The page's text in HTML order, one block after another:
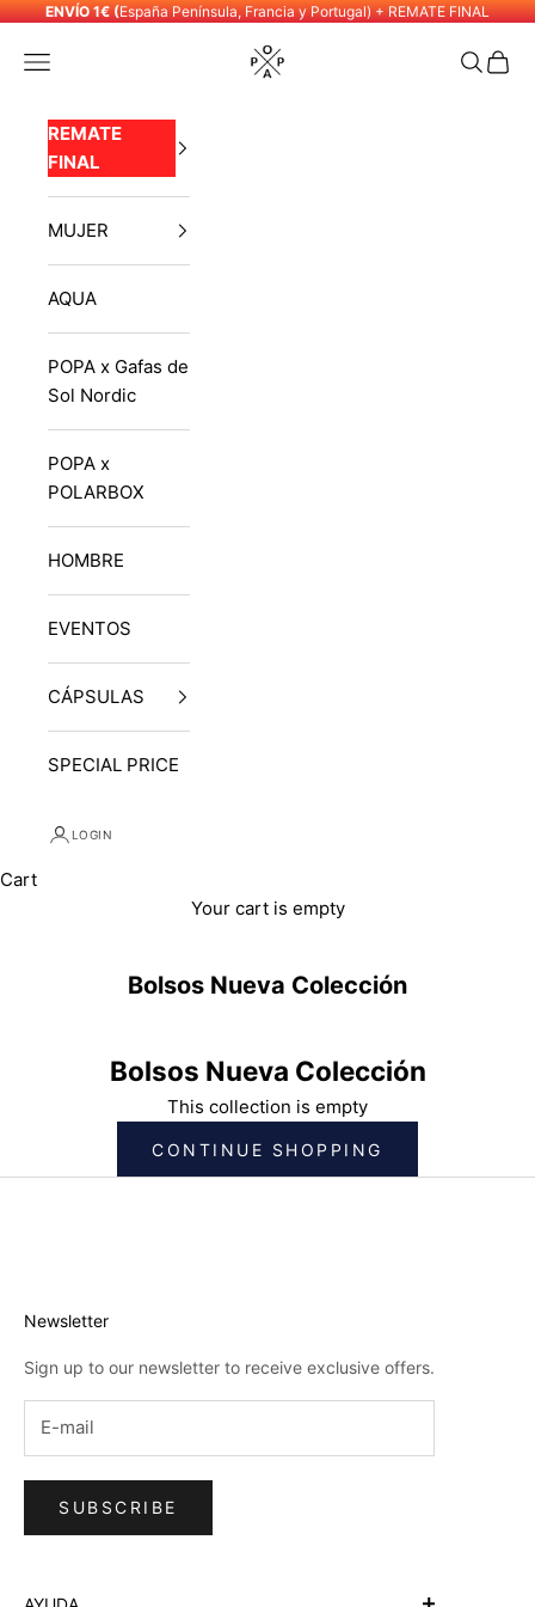
Skip to content
ENVÍO 1€ (España Península, Francia y Portugal) + REMATE FINAL
POPA
Navigation menu Search
Cart
REMATE
FINAL
MUJER
AQUA
POPA x Gafas de
Sol Nordic
POPA x
POLARBOX
HOMBRE
EVENTOS
CÁPSULAS
SPECIAL PRICE
LOGIN
Cart
Your cart is empty
Bolsos Nueva Colección
Bolsos Nueva Colección
This collection is empty
CONTINUE SHOPPING
Newsletter
Sign up to our newsletter to receive exclusive offers.
SUBSCRIBE